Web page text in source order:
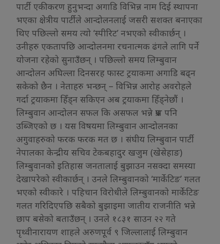
पार्टी एकीकरण हुनुभन्दा अगाडि विभिन्न नाम दिई स्थापना
भएका क्षेत्रीय पार्टीले आन्दोलनलाई जसरी सशक्त बनाएका
थिए पछिल्लो समय त्यो ‘स्पीरिट’ नभएको स्वीकार्छन् ।
उनीहरु एकतापछि आन्दोलनमा रचनात्मक ढंगले लागि पर्ने
योजना रहेको सुनाउँछन् । पछिल्लो समय लिम्बुवान
आन्दोलन अघिल्ला दिनसरह फास्ट ट्रयाकमा अगाडि बढ्न
सकेको छैन । नेताहरु भन्छन् – विभिन्न आरोह अवरोहले
गर्दा ट्रयाकमा हिँड्न सकिएन अब ट्रयाकमा हिँड्नेछौं ।
लिम्बुवान आन्दोलन सफल कि असफल भन्ने प्रश्न पनि
उब्जिएको छ । यस विषयमा लिम्बुवान आन्दोलनका
अगुवाहरुको फरक फरक मत छ । संघीय लिम्बुवान पार्टी
नेपालका केन्द्रीय सचिव टेकबहादुर खजुम (खेसेहाङ)
लिम्बुवानको इतिहास जनतालाई बुझाउन नसक्दा समस्या
देखापरेको स्वीकार्छन् । उनले लिम्बुवानको ‘मार्केटिङ’ गलत
भएको स्वीकारे । पहिचान विरोधीले लिम्बुवानको मार्केटिङ
गलत गरिदिएपछि सबैको बुझाइमा जातीय राजनीति भन्ने
छाप बसेको बताउँछन् । उनले १८३१ साउन २२ गते
पृथ्वीनारायण शाहले अरुणपूर्व ९ जिल्लालाई लिम्बुवान